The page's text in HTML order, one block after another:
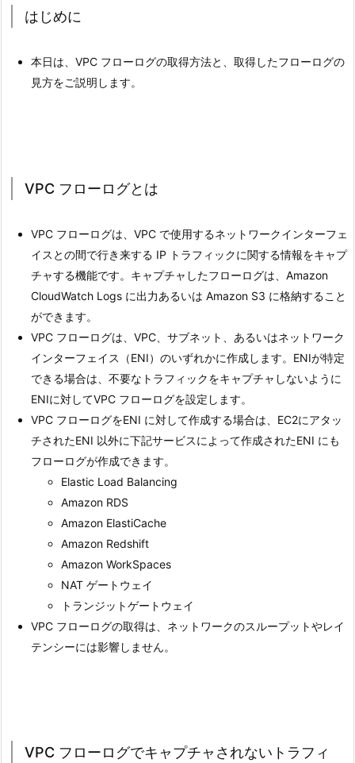
はじめに
本日は、VPC フローログの取得方法と、取得したフローログの
見方をご説明します。
VPC フローログとは
VPC フローログは、VPC で使用するネットワークインターフェ
イスとの間で行き来する IP トラフィックに関する情報をキャプ
チャする機能です。キャプチャしたフローログは、Amazon
CloudWatch Logs に出力あるいは Amazon S3 に格納すること
ができます。
VPC フローログは、VPC、サブネット、あるいはネットワーク
インターフェイス（ENI）のいずれかに作成します。ENIが特定
できる場合は、不要なトラフィックをキャプチャしないように
ENIに対してVPC フローログを設定します。
VPC フローログをENI に対して作成する場合は、EC2にアタッ
チされたENI 以外に下記サービスによって作成されたENI にも
フローログが作成できます。
Elastic Load Balancing
Amazon RDS
Amazon ElastiCache
Amazon Redshift
Amazon WorkSpaces
NAT ゲートウェイ
トランジットゲートウェイ
VPC フローログの取得は、ネットワークのスループットやレイ
テンシーには影響しません。
VPC フローログでキャプチャされないトラフィ